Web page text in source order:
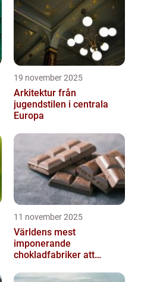
19 november 2025
Arkitektur från
jugendstilen i centrala
Europa
11 november 2025
Världens mest
imponerande
chokladfabriker att